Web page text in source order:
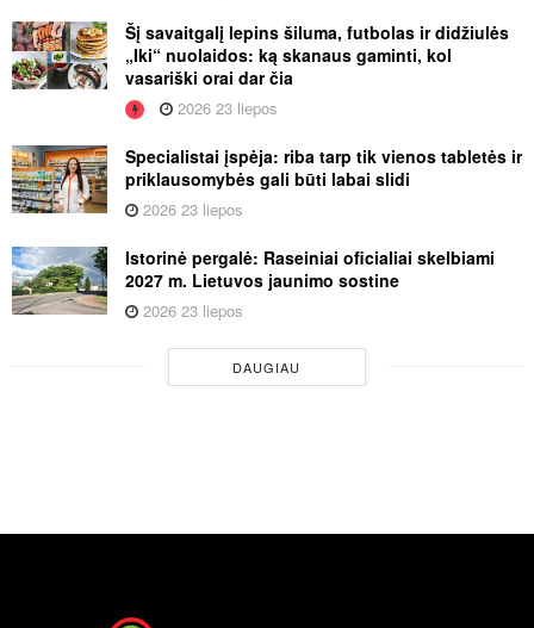
Šį savaitgalį lepins šiluma, futbolas ir didžiulės
„Iki“ nuolaidos: ką skanaus gaminti, kol
vasariški orai dar čia
2026 23 liepos
Specialistai įspėja: riba tarp tik vienos tabletės ir
priklausomybės gali būti labai slidi
2026 23 liepos
Istorinė pergalė: Raseiniai oficialiai skelbiami
2027 m. Lietuvos jaunimo sostine
2026 23 liepos
DAUGIAU